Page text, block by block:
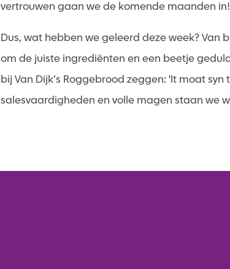
vertrouwen gaan we de komende maanden in!
Dus, wat hebben we geleerd deze week? Van
om de juiste ingrediënten en een beetje
bij Van Dijk’s Roggebrood zeggen: 'It moat
salesvaardigheden en volle magen staan we